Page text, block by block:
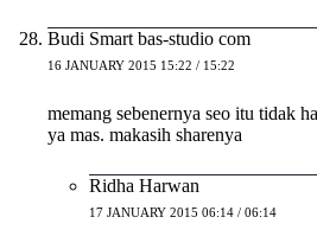
Budi Smart bas-studio com
16 JANUARY 2015 15:22 / 15:22
memang sebenernya seo itu tidak
ya mas. makasih sharenya
Ridha Harwan
17 JANUARY 2015 06:14 / 06:14